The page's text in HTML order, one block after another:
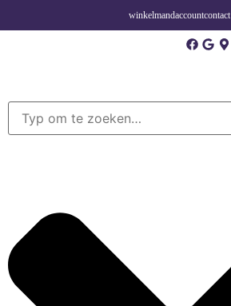
winkelmandaccountcontact